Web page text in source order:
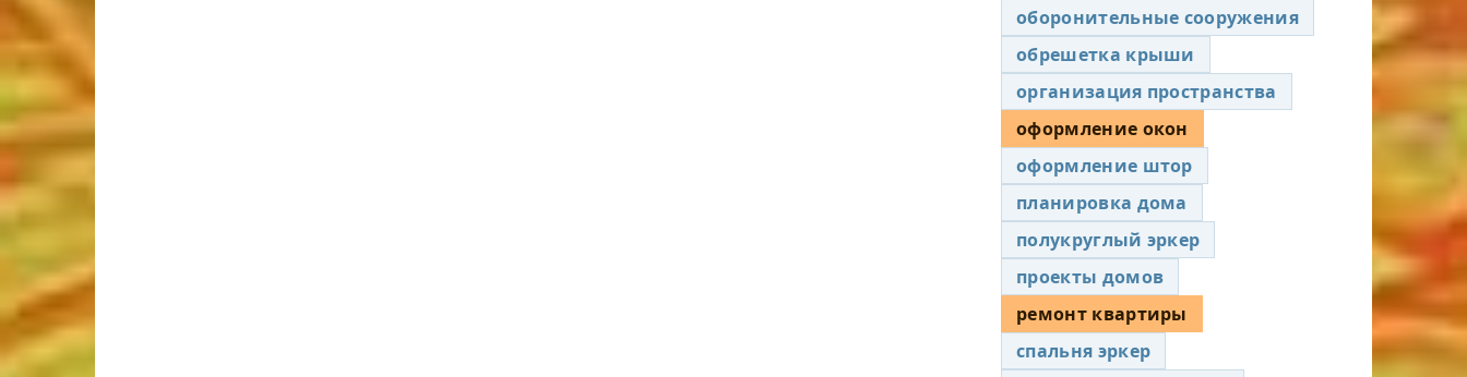
оборонительные сооружения
обрешетка крыши
организация пространства
оформление окон
оформление штор
планировка дома
полукруглый эркер
проекты домов
ремонт квартиры
спальня эркер